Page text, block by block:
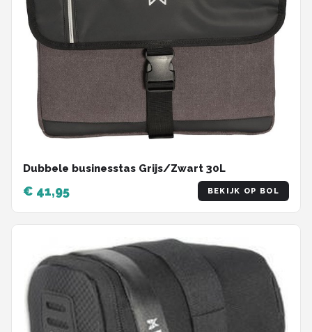
Dubbele businesstas Grijs/Zwart 30L
€ 41,95 BEKIJK OP BOL